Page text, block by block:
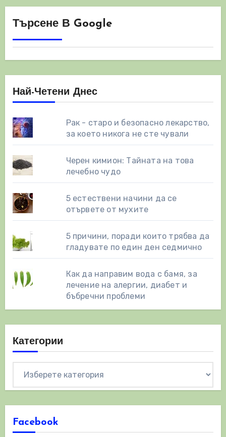
Търсене В Google
Най-Четени Днес
Рак - старо и безопасно лекарство,
за което никога не сте чували
Черен кимион: Тайната на това
лечебно чудо
5 естествени начини да се
отървете от мухите
5 причини, поради които трябва да
гладувате по един ден седмично
Как да направим вода с бамя, за
лечение на алергии, диабет и
бъбречни проблеми
Категории
Facebook